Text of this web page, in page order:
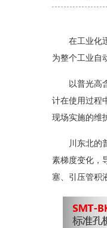
在工业化迅
为整个工业自
以普光高含
计在使用过程
现场实施的维
川东北的普
素梯度变化，
塞、引压管积